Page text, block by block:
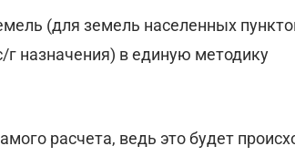
(для земель населенных
г назначения) в единую методику
расчета, ведь это будет